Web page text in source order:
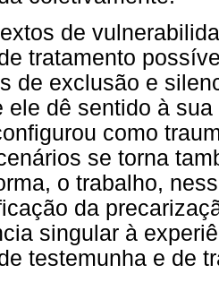
de
tratamento
de exclusão e
ele dê sentido à
como
se torna
o trabalho,
da
singular à
testemunha e de